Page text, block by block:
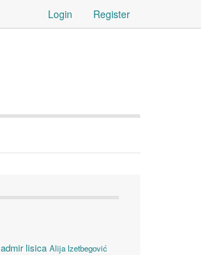
Login Register
admir lisica Alija Izetbegović